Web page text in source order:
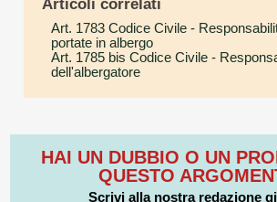
Art. 1783 Codice Civile -
portate in albergo
Art. 1785 bis Codice Civile -
dell'albergatore
HAI UN DUBBIO O UN
QUESTO
Scrivi alla nostra redazione